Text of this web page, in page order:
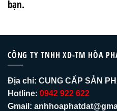
bạn.
CÔNG TY TNHH XD-TM HÒA
Địa chỉ: CUNG CẤP SẢN
Hotline: 0942 922 622
Gmail: